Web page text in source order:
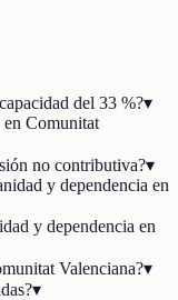
del 33 %?▾
en Comunitat
no contributiva?▾
y dependencia en
y dependencia en
Valenciana?▾
▾